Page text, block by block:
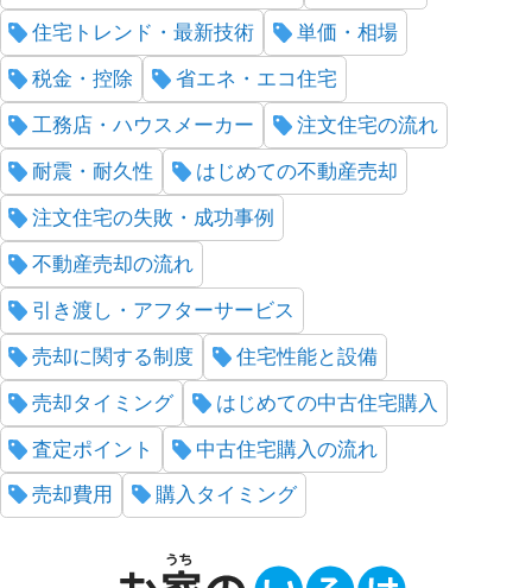
住宅トレンド・最新技術 単価・相場
税金・控除 省エネ・エコ住宅
工務店・ハウスメーカー 注文住宅の流れ
耐震・耐久性 はじめての不動産売却
注文住宅の失敗・成功事例
不動産売却の流れ
引き渡し・アフターサービス
売却に関する制度 住宅性能と設備
売却タイミング はじめての中古住宅購入
査定ポイント 中古住宅購入の流れ
売却費用 購入タイミング